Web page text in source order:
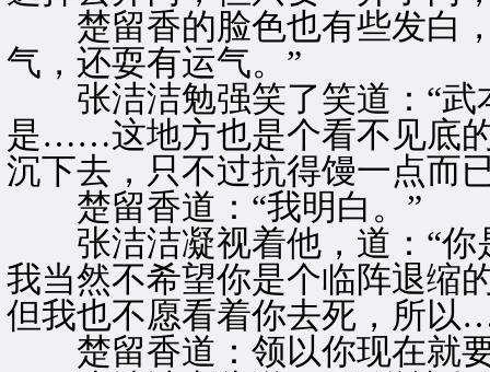
楚留香的脸色也有些发白，
气，还耍有运气。”
张洁洁勉强笑了笑道：“武
是……这地方也是个看不见底
沉下去，只不过抗得馒一点而
楚留香道：“我明白。”
张洁洁凝视着他，道：“你
我当然不希望你是个临阵退缩
但我也不愿看着你去死，所以
楚留香道：领以你现在就要